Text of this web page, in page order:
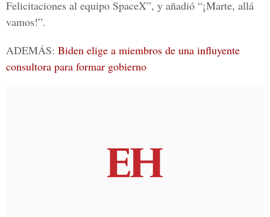
Felicitaciones al equipo SpaceX”, y añadió “¡Marte, allá
vamos!”.
ADEMÁS: Biden elige a miembros de una influyente
consultora para formar gobierno